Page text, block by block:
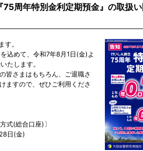
75周年特別金利定期預金』の取扱
。
込めて、令和7年8月1日(金)よ
たします。
皆さまはもちろん、ご退職さ
ますので、ぜひご利用くださ
(総合口座)〕
日(金)